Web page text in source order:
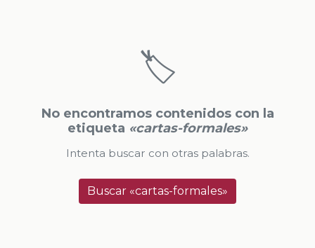
🏷️
No encontramos contenidos con la
etiqueta «cartas-formales»
Intenta buscar con otras palabras.
Buscar «cartas-formales»